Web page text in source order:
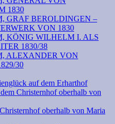
1830
GRAF BEROLDINGEN –
VON 1830
KÖNIG WILHELM I. ALS
1830/38
ALEXANDER VON
30
auf dem Erharthof
Christernhof oberhalb von
oberhalb von Maria